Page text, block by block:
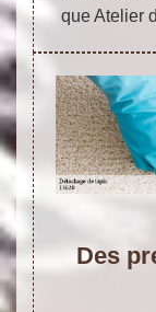
que Atelier
Des